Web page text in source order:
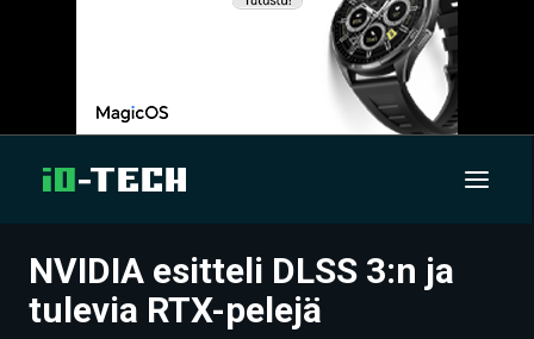
UUTISET
NVIDIA esitteli DLSS 3:n ja
tulevia RTX-pelejä